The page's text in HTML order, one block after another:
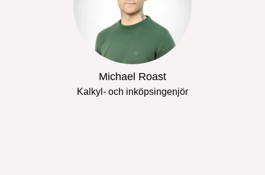
Michael Roast
Kalkyl- och inköpsingenjör